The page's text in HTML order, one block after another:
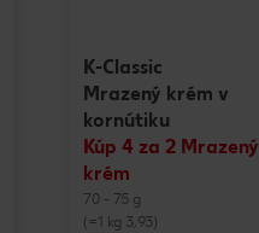
K-Classic
Mrazený krém v
kornútiku
Kúp 4 za 2 Mrazený
krém
70 - 75 g
(=1 kg 3,93)